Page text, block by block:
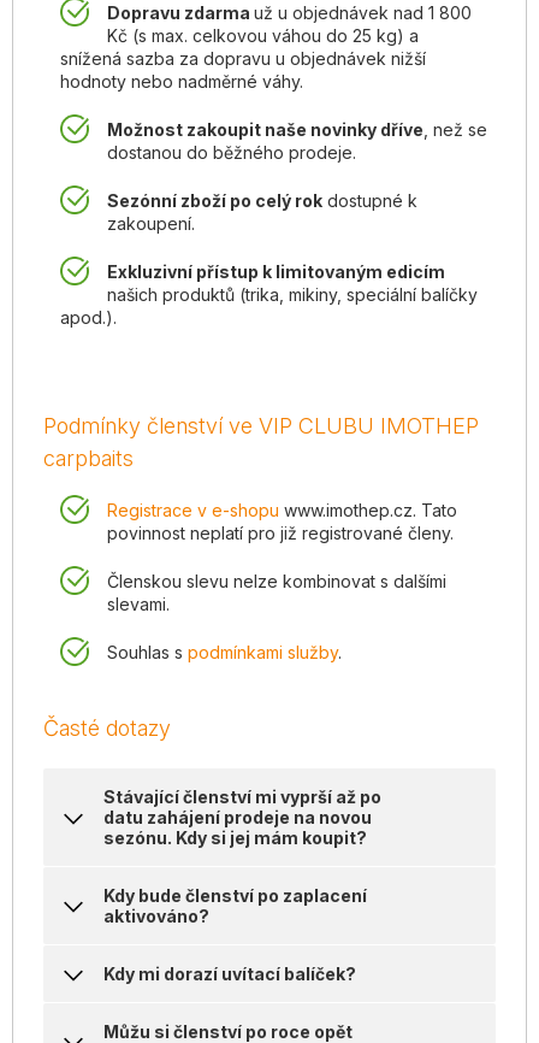
Dopravu zdarma už u objednávek nad 1 800
Kč (s max. celkovou váhou do 25 kg) a
snížená sazba za dopravu u objednávek nižší
hodnoty nebo nadměrné váhy.
Možnost zakoupit naše novinky dříve , než se
dostanou do běžného prodeje.
Sezónní zboží po celý rok dostupné k
zakoupení.
Exkluzivní přístup k limitovaným edicím
našich produktů (trika, mikiny, speciální balíčky
apod.).
Podmínky členství ve VIP CLUBU IMOTHEP
carpbaits
Registrace v e-shopu www.imothep.cz. Tato
povinnost neplatí pro již registrované členy.
Členskou slevu nelze kombinovat s dalšími
slevami.
Souhlas s podmínkami služby.
Časté dotazy
Stávající členství mi vyprší až po
datu zahájení prodeje na novou
sezónu. Kdy si jej mám koupit?
Kdy bude členství po zaplacení
aktivováno?
Kdy mi dorazí uvítací balíček?
Můžu si členství po roce opět